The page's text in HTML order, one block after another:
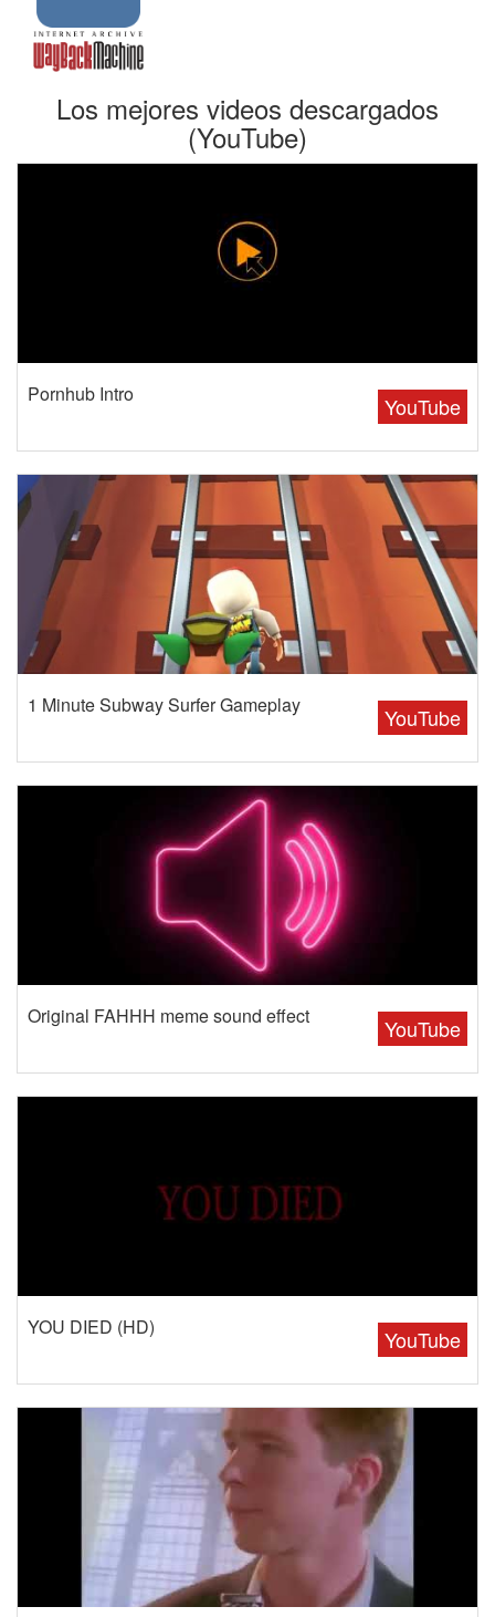
Los mejores videos descargados
(YouTube)
YouTube
Pornhub Intro
YouTube
1 Minute Subway Surfer Gameplay
YouTube
Original FAHHH meme sound effect
YouTube
YOU DIED (HD)